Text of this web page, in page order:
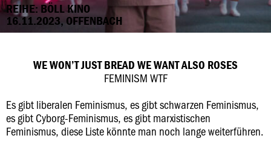
REIHE: BÖLL KINO
16.11.2023, OFFENBACH
WE WON’T JUST BREAD WE WANT ALSO ROSES
FEMINISM WTF
Es gibt liberalen Feminismus, es gibt schwarzen Feminismus,
es gibt Cyborg-Feminismus, es gibt marxistischen
Feminismus, diese Liste könnte man noch lange weiterführen.